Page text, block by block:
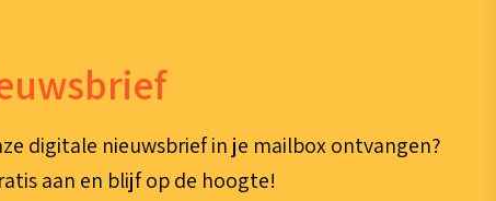
digitale nieuwsbrief in je mailbox ontvangen?
aan en blijf op de hoogte!